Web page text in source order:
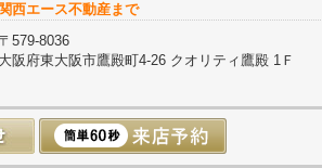
西エース不動産まで
579-8036
大阪府東大阪市鷹殿町4-26 クオリティ鷹殿 1Ｆ